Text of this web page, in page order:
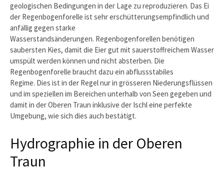
geologischen Bedingungen in der Lage zu reproduzieren. Das Ei
der Regenbogenforelle ist sehr erschütterungsempfindlich und
anfällig gegen starke
Wasserstandsänderungen. Regenbogenforellen benötigen
saubersten Kies, damit die Eier gut mit sauerstoffreichem Wasser
umspült werden können und nicht absterben. Die
Regenbogenforelle braucht dazu ein abflussstabiles
Regime. Dies ist in der Regel nur in grösseren Niederungsflüssen
und im speziellen im Bereichen unterhalb von Seen gegeben und
damit in der Oberen Traun inklusive der Ischl eine perfekte
Umgebung, wie sich dies auch bestätigt.
Hydrographie in der Oberen
Traun